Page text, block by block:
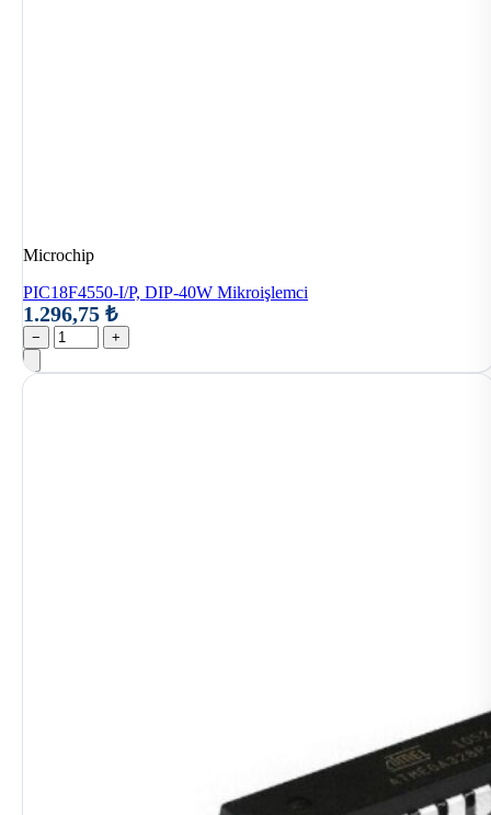
Microchip
PIC18F4550-I/P, DIP-40W Mikroişlemci
1.296,75 ₺
− +